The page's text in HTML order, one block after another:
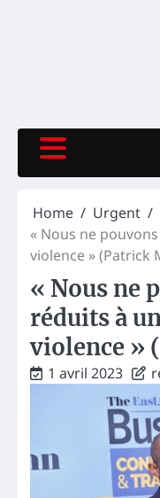
Home
Urgent
« Nous ne
violence » (Patrick
« Nous ne
réduits à
violence »
1 avril 2023